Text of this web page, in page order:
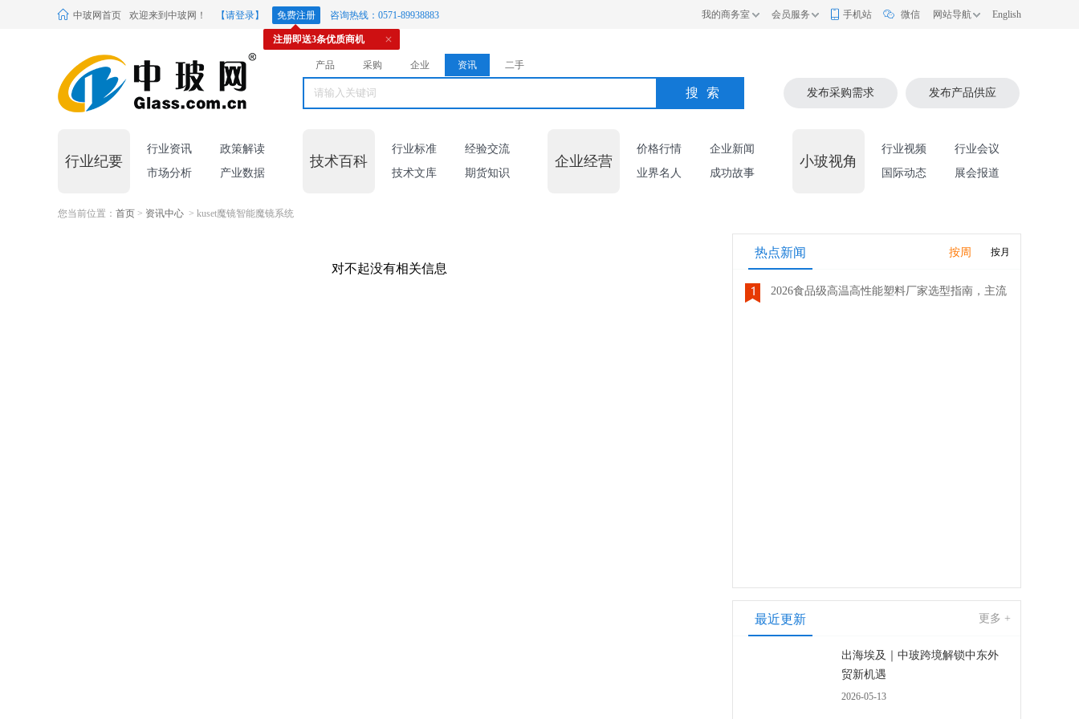
中玻网首页 欢迎来到中玻网！ 【请登录】 免费注册 咨询热线：0571-89938883
注册即送3条优质商机
我的商务室 会员服务 手机站 微信 网站导航 English
产品 采购 企业 资讯 二手
搜索 发布采购需求 发布产品供应
行业纪要
行业资讯
政策解读
市场分析
产业数据
技术百科
行业标准
经验交流
技术文库
期货知识
企业经营
价格行情
企业新闻
业界名人
成功故事
小玻视角
行业视频
行业会议
国际动态
展会报道
您当前位置： 首页 > 资讯中心 > kuset魔镜智能魔镜系统
热点新闻 按周 按月
2026食品级高温高性能塑料厂家选型指南，主流
最近更新 更多 +
出海埃及｜中玻跨境解锁中东外
贸新机遇
2026-05-13
对不起没有相关信息